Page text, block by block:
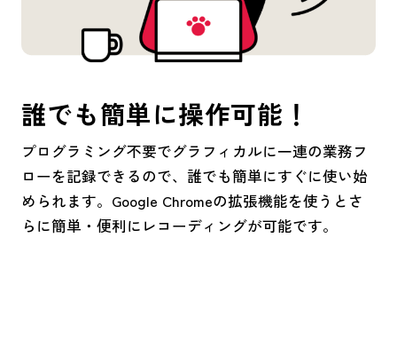
誰でも簡単に操作可能！
プログラミング不要でグラフィカルに一連の業務フ
ローを記録できるので、誰でも簡単にすぐに使い始
められます。Google Chromeの拡張機能を使うとさ
らに簡単・便利にレコーディングが可能です。